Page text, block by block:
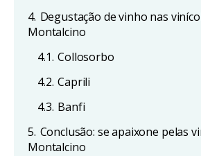
4. Degustação de vinho nas
Montalcino
4.1. Collosorbo
4.2. Caprili
4.3. Banfi
5. Conclusão: se apaixone pelas
Montalcino